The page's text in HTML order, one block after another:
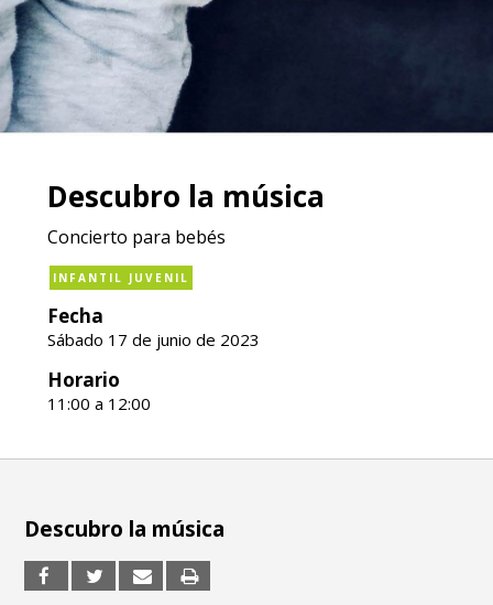
Descubro la música
Concierto para bebés
INFANTIL JUVENIL
Fecha
Sábado 17 de junio de 2023
Horario
11:00 a 12:00
Descubro la música